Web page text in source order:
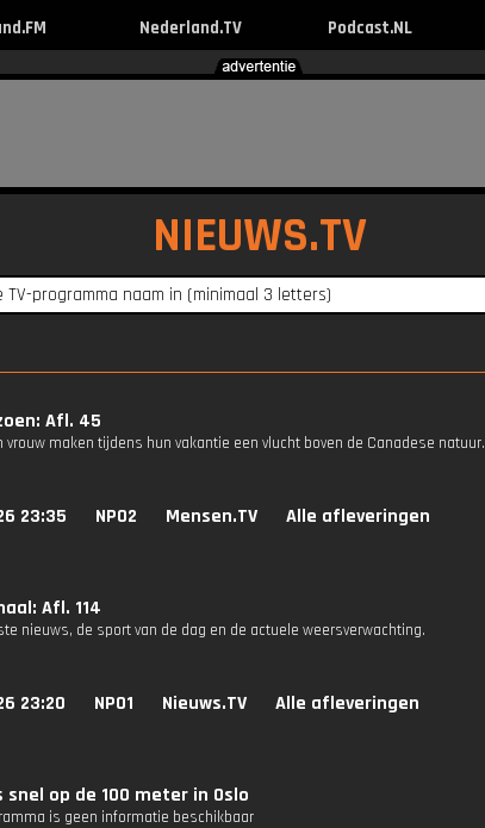
Nederland.TV Podcast.NL
NIEUWS.TV
Afl. 45
vrouw maken tijdens hun vakantie een vlucht boven de Canadese natuur.
23:35 NPO2 Mensen.TV Alle afleveringen
Afl. 114
nieuws, de sport van de dag en de actuele weersverwachting.
23:20 NPO1 Nieuws.TV Alle afleveringen
snel op de 100 meter in Oslo
is geen informatie beschikbaar